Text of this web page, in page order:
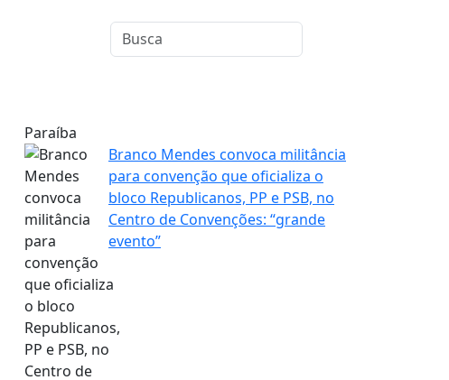
Paraíba
Branco Mendes convoca militância
para convenção que oficializa o
bloco Republicanos, PP e PSB, no
Centro de Convenções: “grande
evento”